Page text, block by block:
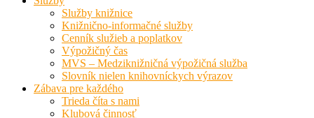
Služby knižnice
Knižnično-informačné služby
Cenník služieb a poplatkov
Výpožičný čas
MVS – Medziknižničná výpožičná služba
Slovník nielen knihovníckych výrazov
Zábava pre každého
Trieda číta s nami
Klubová činnosť